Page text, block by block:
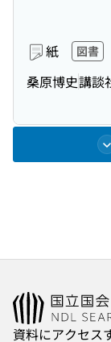
紙 図書
桑原博史講談
資料にアクセス